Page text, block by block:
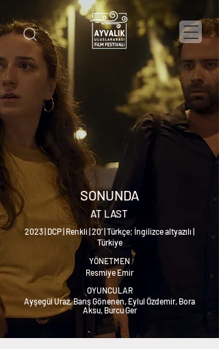
SONUNDA
AT LAST
2023 | DCP | Renkli | 20’ | Türkçe; İngilizce altyazılı |
Türkiye
YÖNETMEN
Resmiye Emir
OYUNCULAR
Ayşegül Uraz, Barış Gönenen, Eylul Özdemir, Bora
Aksu, Burcu Ger